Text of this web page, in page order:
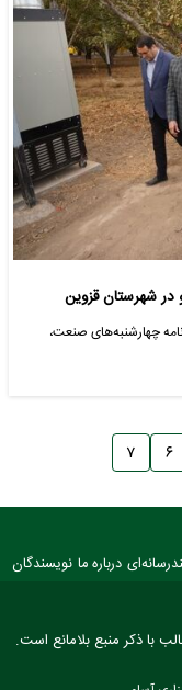
در شهرستان قزوین
چهارشنبه‌های صنعت،
۶ ۷
درباره ما نویسندگان
با ذکر منبع بلامانع است.